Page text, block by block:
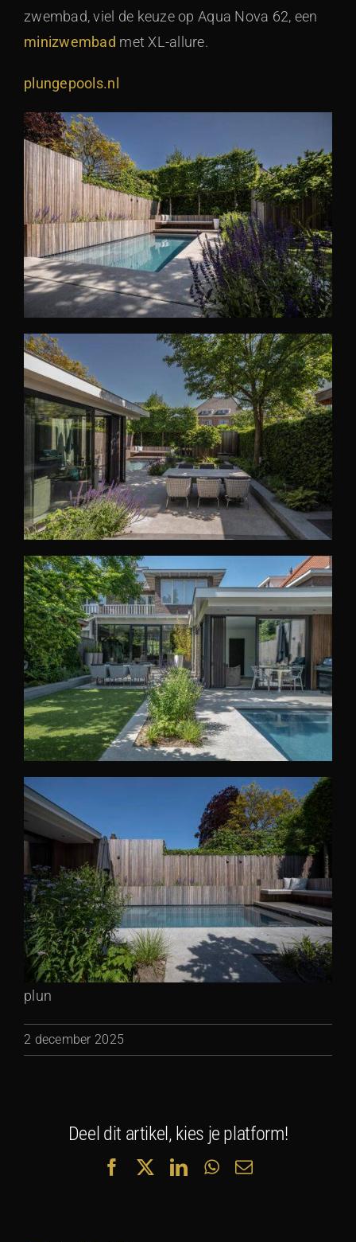
zwembad, viel de keuze op Aqua Nova 62, een
minizwembad met XL-allure.
plungepools.nl
plun
2 december 2025
Deel dit artikel, kies je platform!
FacebookLinkedInWhatsApp
E-